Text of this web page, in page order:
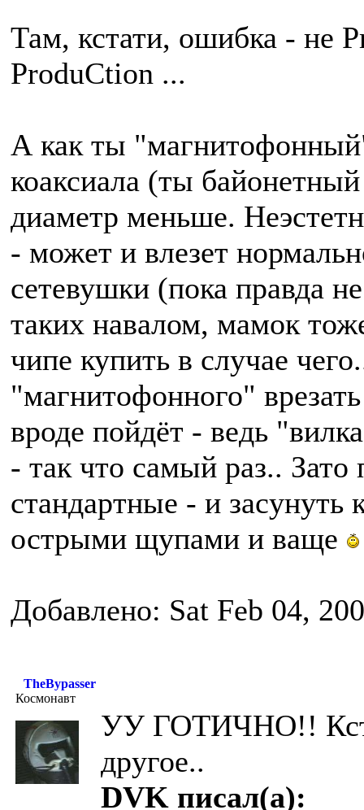
Там, кстати, ошибка - не
ProduCtion ...
А как ты
коаксиала (ты
диаметр меньше.
- может и влезет
сетевушки (пока правда
таких навалом, мамок
чипе купить в случае
"магнитофонного"
вроде пойдёт - ведь
- так что самый раз..
стандартные - и засунуть
острыми щупами и ваще
Добавлено: Sat Feb 04,
TheBypasser
Космонавт
УУ ГОТИЧНО!!
другое..
DVK писал(а):